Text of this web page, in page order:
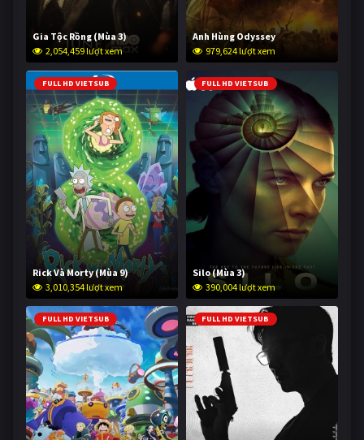
Gia Tộc Rồng (Mùa 3)
2,054,459 lượt xem
Anh Hùng Odyssey
979,624 lượt xem
FULL HD VIETSUB
Rick Và Morty (Mùa 9)
3,010,354 lượt xem
FULL HD VIETSUB
Silo (Mùa 3)
390,004 lượt xem
FULL HD VIETSUB FULL HD VIETSUB